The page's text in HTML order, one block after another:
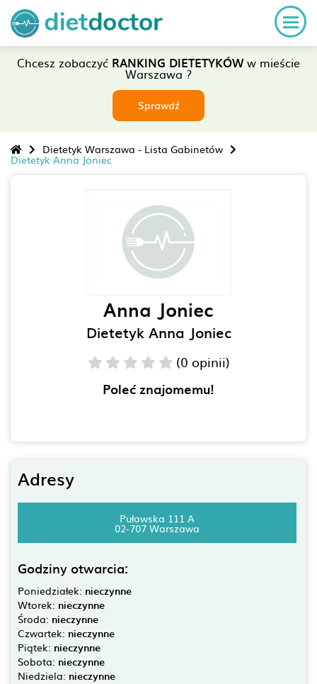
Chcesz zobaczyć RANKING DIETETYKÓWw mieście
Warszawa ?
Sprawdź
Dietetyk Warszawa - Lista Gabinetów
Dietetyk Anna Joniec
Anna Joniec
Dietetyk Anna Joniec
(0 opinii)
Poleć znajomemu!
Adresy
Puławska 111 A
02-707 Warszawa
Godziny otwarcia:
Poniedziałek: nieczynne
Wtorek: nieczynne
Środa: nieczynne
Czwartek: nieczynne
Piątek: nieczynne
Sobota: nieczynne
Niedziela: nieczynne